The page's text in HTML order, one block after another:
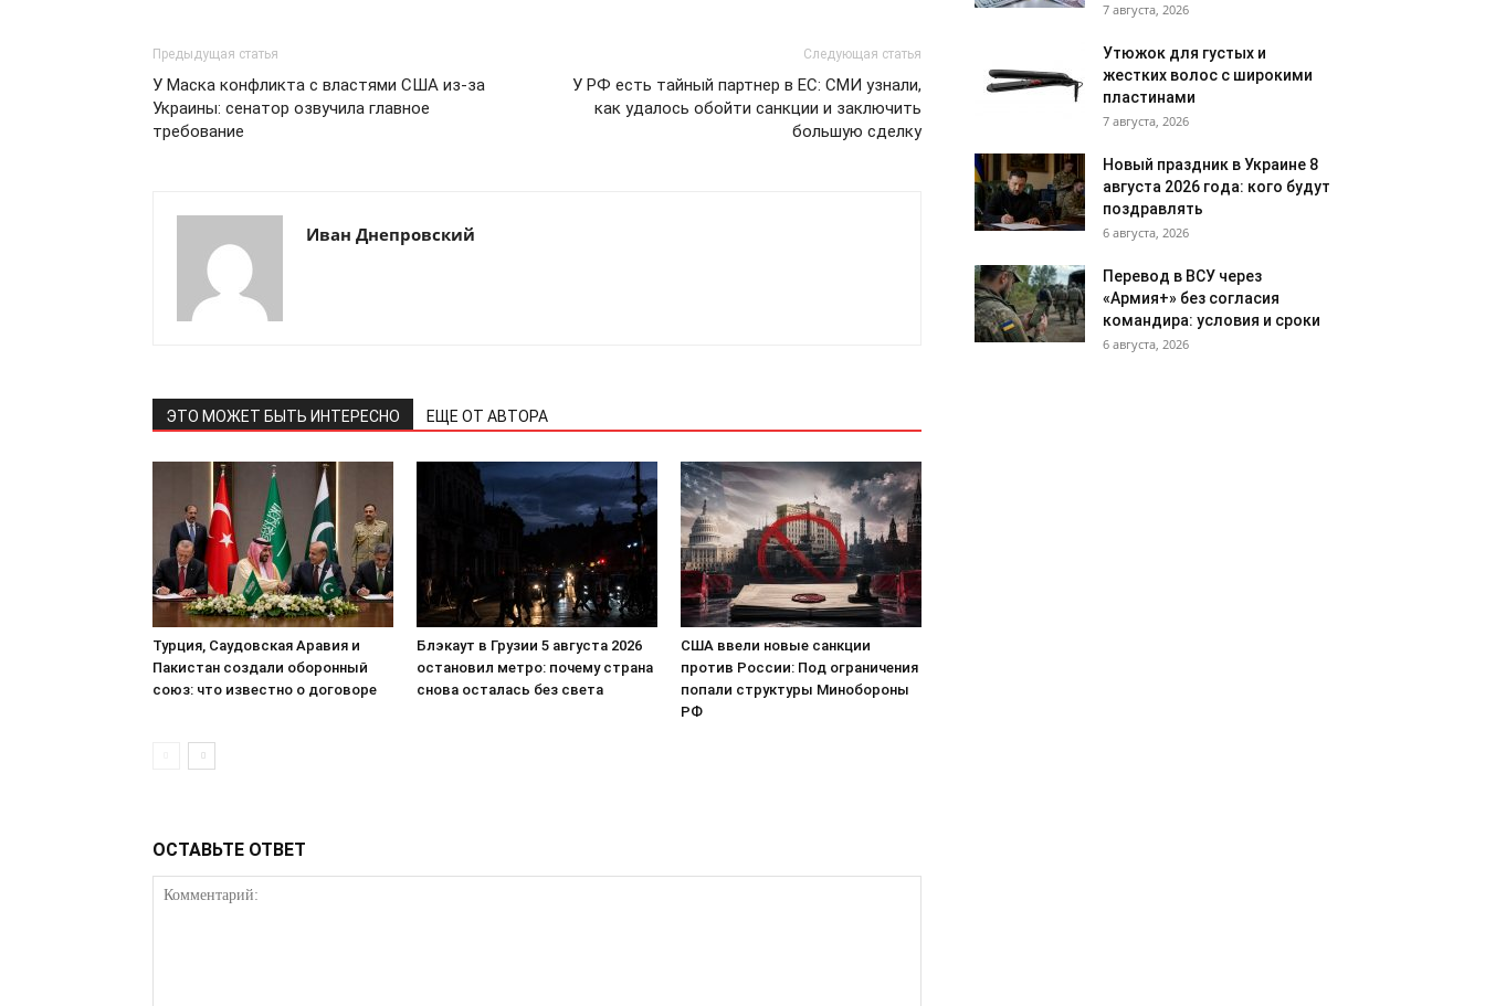
Связаться с нами
Политика конфиденциальности
Предыдущая статья
У Маска конфликта с властями США из-за
Украины: сенатор озвучила главное
требование
Следующая статья
У РФ есть тайный партнер в ЕС: СМИ узнали,
как удалось обойти санкции и заключить
большую сделку
Иван Днепровский
ЭТО МОЖЕТ БЫТЬ ИНТЕРЕСНО ЕЩЕ ОТ АВТОРА
Турция, Саудовская Аравия и
Пакистан создали оборонный
союз: что известно о договоре
Блэкаут в Грузии 5 августа 2026
остановил метро: почему страна
снова осталась без света
США ввели новые санкции
против России: Под ограничения
попали структуры Минобороны
РФ
ОСТАВЬТЕ ОТВЕТ
7 августа, 2026
Утюжок для густых и
жестких волос с широкими
пластинами
7 августа, 2026
Новый праздник в Украине 8
августа 2026 года: кого будут
поздравлять
6 августа, 2026
Перевод в ВСУ через
«Армия+» без согласия
командира: условия и сроки
6 августа, 2026